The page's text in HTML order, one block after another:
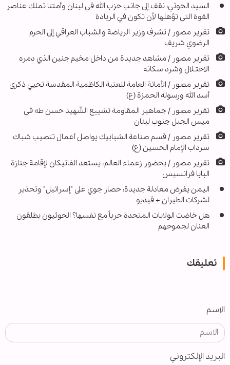
السيد الحوثي: نقف إلى جانب حزب الله في لبنان وأمتنا تملك عناصر
القوة التي تؤهلها لأن تكون في الريادة
تقریر مصور / تشرف وزير الرياضة والشباب العراقي إلى الحرم
الرضوي شریف
تقریر مصور / مشاهد جديدة من داخل مخيم جنين الذي دمره
الاحتـلال وشرد سكانه
تقرير مصور / الأمانة العامة للعتبة الكاظمية المقدسة تحيي ذكرى
أسد الله ورسوله الحمزة (ع)
تقریر مصور / جماهير المقاومة تشییع الشّهيد حسن طه في
ميس الجبل جنوب لبنان
تقرير مصور / قسم صناعة الشبابيك يواصل أعمال تنصيب شباك
سرداب الإمام الحسين (ع)
تقرير مصور / بحضور زعماء العالم، يستعد الفاتيكان لإقامة جنازة
البابا فرانسيس
اليمن يفرض معادلة جديدة: حصار جوي على "إسرائيل" وتحذير
لشركات الطيران + فيديو
‏هل خاضت الولايات المتحدة حرباً مع نفسها؟ الحوثيون يطلقون
العنان لجموحهم
تعليقك
الاسم
البريد الإلكتروني